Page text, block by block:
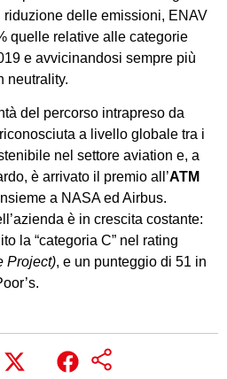
delle emissioni, ENAV
quelle relative alle categorie
e avvicinandosi sempre più
neutrality.
del percorso intrapreso da
a livello globale tra i
nel settore aviation e, a
è arrivato il premio all’ATM
a NASA ed Airbus.
è in crescita costante:
la “categoria C” nel rating
Project), e un punteggio di 51 in